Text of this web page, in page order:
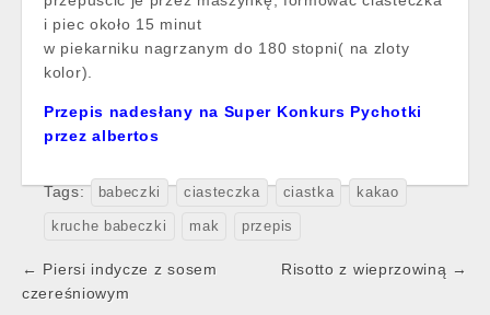
i piec około 15 minut
w piekarniku nagrzanym do 180 stopni( na zloty
kolor).
Przepis nadesłany na Super Konkurs Pychotki
przez albertos
Tags: babeczki ciasteczka ciastka kakao
kruche babeczki mak przepis
Post
navigation
← Piersi indycze z sosem
czereśniowym
Risotto z wieprzowiną →